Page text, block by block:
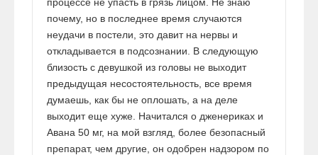
почему, но в последнее время случаются
неудачи в постели, это давит на нервы и
откладывается в подсознании. В следующую
близость с девушкой из головы не выходит
предыдущая несостоятельность, все время
думаешь, как бы не оплошать, а на деле
выходит еще хуже. Начитался о дженериках и
Авана 50 мг, на мой взгляд, более безопасный
препарат, чем другие, он одобрен надзором по